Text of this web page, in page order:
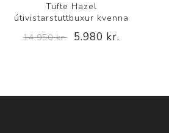
Tufte Hazel
útivistarstuttbuxur kvenna
14.950 kr.
5.980 kr.